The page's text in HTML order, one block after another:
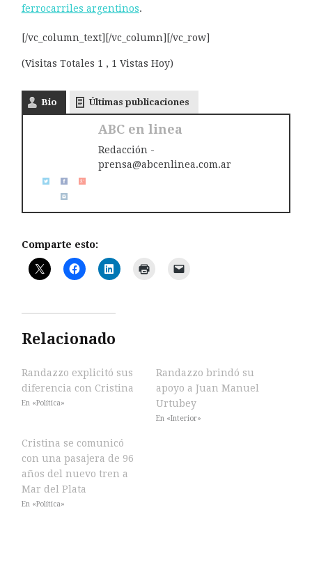
ferrocarriles argentinos.
[/vc_column_text][/vc_column][/vc_row]
(Visitas Totales 1 , 1 Vistas Hoy)
Bio Últimas publicaciones
ABC en linea
Redacción -
prensa@abcenlinea.com.ar
Comparte esto:
Relacionado
Randazzo explicitó sus
diferencia con Cristina
En «Política»
Randazzo brindó su
apoyo a Juan Manuel
Urtubey
En «Interior»
Cristina se comunicó
con una pasajera de 96
años del nuevo tren a
Mar del Plata
En «Política»